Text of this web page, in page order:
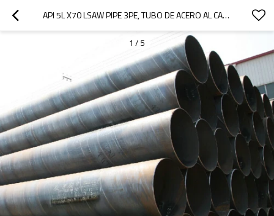
API 5L X70 LSAW PIPE 3PE, TUBO DE ACERO AL CARBONO LSAW DE GRAN DIÁMETRO
1 / 5